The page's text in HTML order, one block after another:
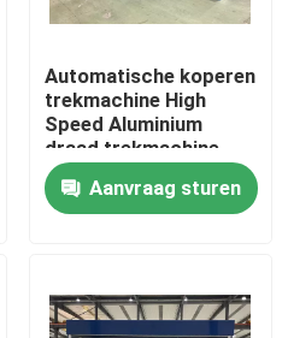
Automatische koperen
trekmachine High
Speed Aluminium
draad trekmachine
Aanvraag sturen